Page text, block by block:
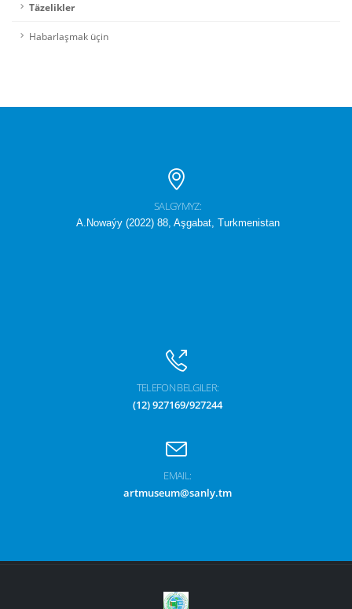
Täzelikler
Habarlaşmak üçin
SALGYMYZ:
A.Nowaýy (2022) 88, Aşgabat, Turkmenistan
TELEFON BELGILER:
(12) 927169/927244
EMAIL:
artmuseum@sanly.tm